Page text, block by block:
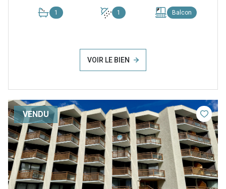
1 1 Balcon
VOIR LE BIEN
VENDU